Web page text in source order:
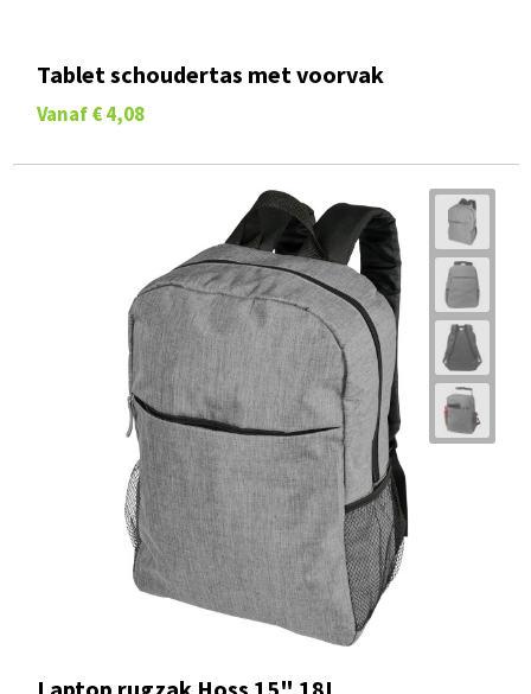
Tablet schoudertas met voorvak
Vanaf € 4,08